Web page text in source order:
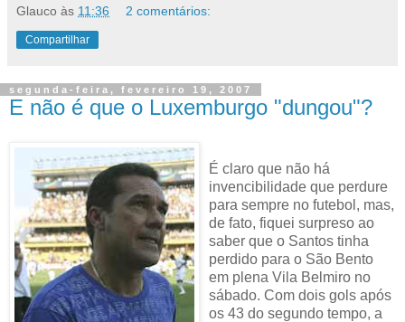
Glauco às 11:36 2 comentários:
Compartilhar
segunda-feira, fevereiro 19, 2007
E não é que o Luxemburgo "dungou"?
É claro que não há
invencibilidade que perdure
para sempre no futebol, mas,
de fato, fiquei surpreso ao
saber que o Santos tinha
perdido para o São Bento
em plena Vila Belmiro no
sábado. Com dois gols após
os 43 do segundo tempo, a